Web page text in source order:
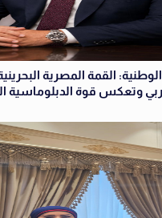
القمة المصرية
وتعكس قوة الدبلوماسية